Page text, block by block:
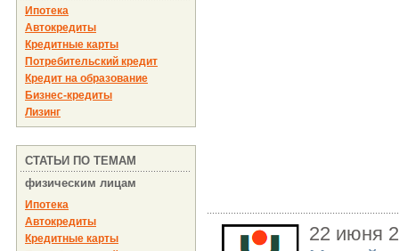
Ипотека
Автокредиты
Кредитные карты
Потребительский кредит
Кредит на образование
Бизнес-кредиты
Лизинг
СТАТЬИ ПО ТЕМАМ
физическим лицам
Ипотека
Автокредиты
Кредитные карты
22 июня